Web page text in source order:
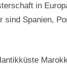
in
sind Spanien,